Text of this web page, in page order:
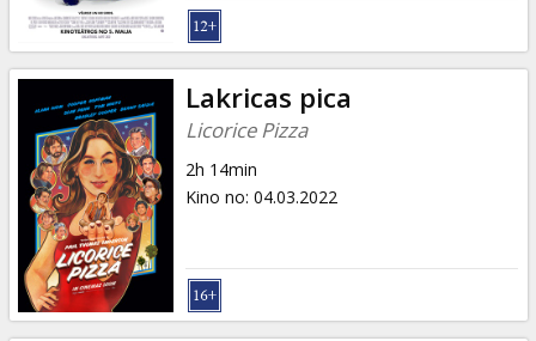
Lakricas pica
Licorice Pizza
2h 14min
Kino no: 04.03.2022